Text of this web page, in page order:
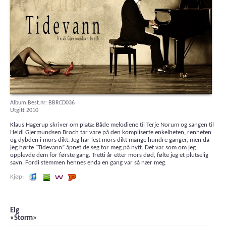
Album Best.nr: BBRCD036
Utgitt 2010
Klaus Hagerup skriver om plata: Både melodiene til Terje Norum og sangen til
Heidi Gjermundsen Broch tar vare på den kompliserte enkelheten, renheten
og dybden i mors dikt. Jeg har lest mors dikt mange hundre ganger, men da
jeg hørte ”Tidevann” åpnet de seg for meg på nytt. Det var som om jeg
opplevde dem for første gang. Tretti år etter mors død, følte jeg et plutselig
savn. Fordi stemmen hennes enda en gang var så nær meg.
Lytt og kjøp iTunes
Lytt og kjøp i Spotify
Lytt og kjøp i Wimp
Elg
«Storm»